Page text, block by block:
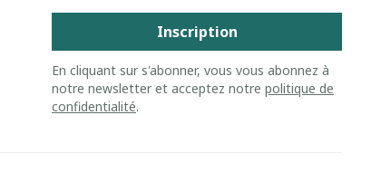
Inscription
En cliquant sur s'abonner, vous vous abonnez à
notre newsletter et acceptez notrepolitique de
confidentialité.